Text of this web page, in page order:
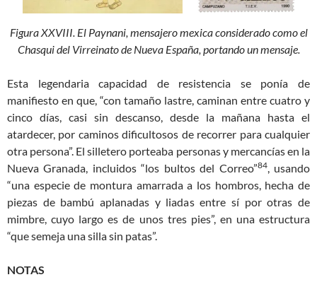
Figura XXVIII. El Paynani, mensajero mexica considerado como el
Chasqui del Virreinato de Nueva España, portando un mensaje.
Esta legendaria capacidad de resistencia se ponía de
manifiesto en que, “con tamaño lastre, caminan entre cuatro y
cinco días, casi sin descanso, desde la mañana hasta el
atardecer, por caminos dificultosos de recorrer para cualquier
otra persona”. El silletero porteaba personas y mercancías en la
Nueva Granada, incluidos “los bultos del Correo”84, usando
“una especie de montura amarrada a los hombros, hecha de
piezas de bambú aplanadas y liadas entre sí por otras de
mimbre, cuyo largo es de unos tres pies”, en una estructura
“que semeja una silla sin patas”.
NOTAS